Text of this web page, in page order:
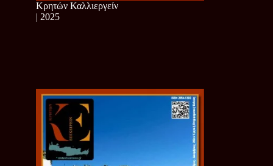
Κρητών Καλλιεργείν
| 2025